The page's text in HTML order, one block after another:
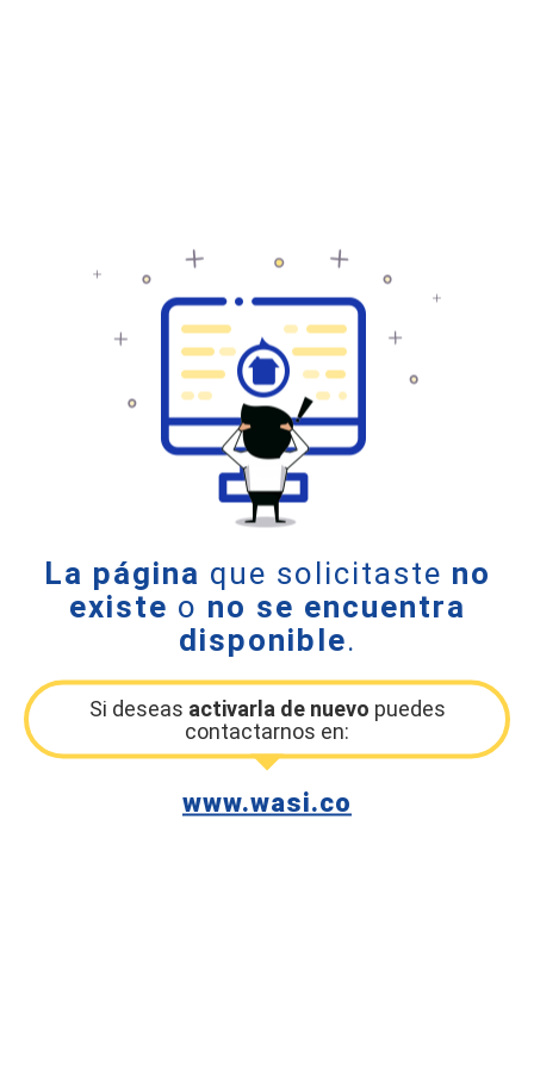
La página que solicitaste no
existe o no se encuentra
disponible.
Si deseas activarla de nuevo puedes
contactarnos en:
www.wasi.co